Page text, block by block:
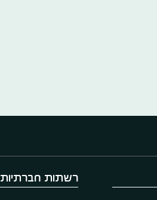
רשתות חברתיות